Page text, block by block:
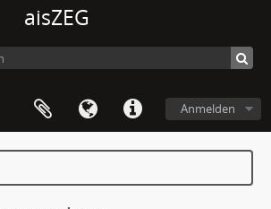
aisZEG
Anmelden